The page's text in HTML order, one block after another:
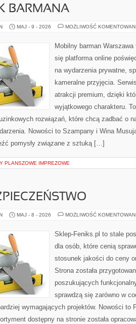
BARMANA
MAJ - 9 - 2026 MOŻLIWOŚĆ
Mobilny barman
się platforma online
na wydarzenia prywatne,
kameralne przyjęcia.
atrakcji premium, dzięki
wyjątkowego charakteru.
rozwiązań, które chcą zadbać o
Nowości to Szampany i Wina
pomysły związane z sztuką […]
PLANSZOWE IMPREZOWE
MAJ - 8 - 2026 MOŻLIWOŚĆ
Sklep-Feniks.pl to stale
dla osób, które cenią
stosunek jakości do ceny
Strona została
poszukujących
sprawdzą się zarówno w
wymagających projektów. Nowości to
dostępny na stronie została